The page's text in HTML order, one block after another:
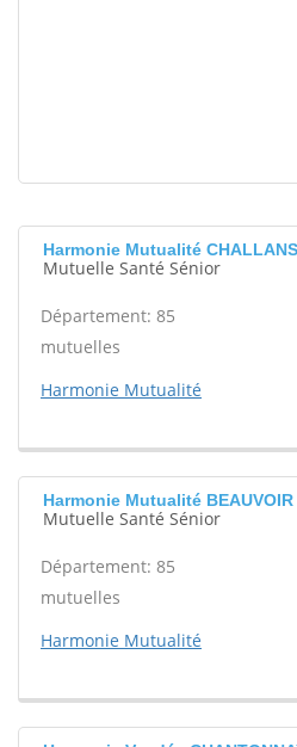
Harmonie Mutualité CHALLANS
Mutuelle Santé Sénior
Département: 85
mutuelles
Harmonie Mutualité
Harmonie Mutualité BEAUVOIR
Mutuelle Santé Sénior
Département: 85
mutuelles
Harmonie Mutualité